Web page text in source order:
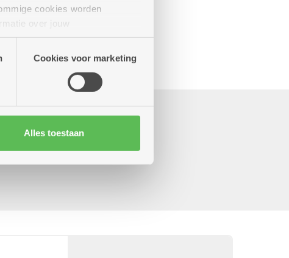
cookies worden
over jouw
kunnen deze gegevens
Cookies voor marketing
Alles toestaan
zoals ik